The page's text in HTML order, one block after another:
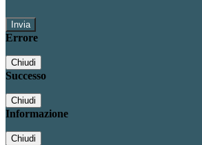
Errore
Chiudi
Successo
Chiudi
Informazione
Chiudi